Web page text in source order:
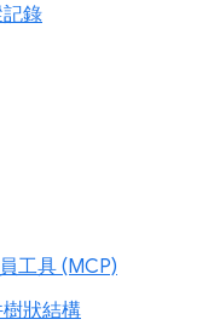
錄
工具 (MCP)
狀結構